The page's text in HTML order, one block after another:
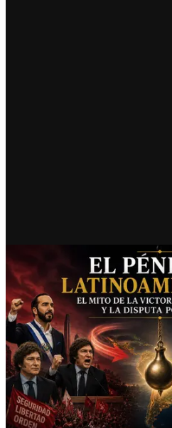
El péndulo
mito de la
derecha y la